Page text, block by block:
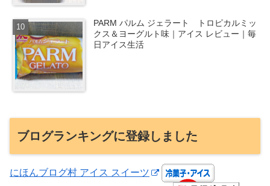
PARM パルム ジェラート トロピカルミッ
クス＆ヨーグルト味｜アイス レビュー｜毎
日アイス生活
ブログランキングに登録しました
にほんブログ村 アイス スイーツ